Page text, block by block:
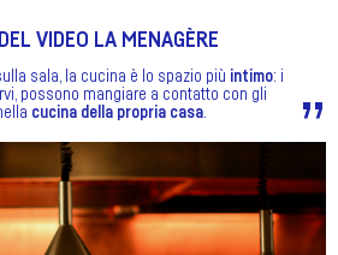
VIDEO LA MENAGÈRE
sala, la cucina è lo spazio più intimo: i
possono mangiare a contatto con gli
cucina della propria casa.